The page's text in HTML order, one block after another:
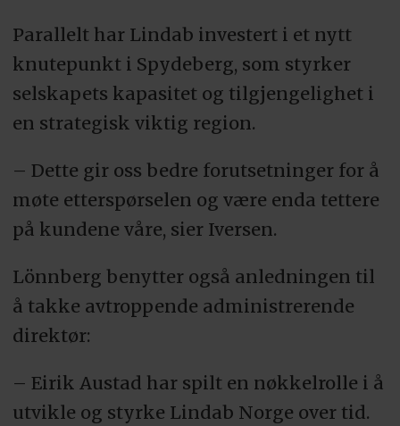
Parallelt har Lindab investert i et nytt
knutepunkt i Spydeberg, som styrker
selskapets kapasitet og tilgjengelighet i
en strategisk viktig region.
– Dette gir oss bedre forutsetninger for å
møte etterspørselen og være enda tettere
på kundene våre, sier Iversen.
Lönnberg benytter også anledningen til
å takke avtroppende administrerende
direktør:
– Eirik Austad har spilt en nøkkelrolle i å
utvikle og styrke Lindab Norge over tid.